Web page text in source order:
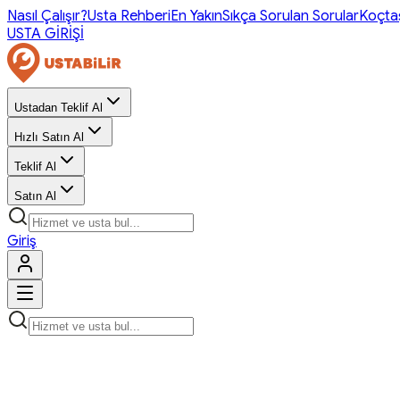
Nasıl Çalışır?Usta RehberiEn YakınSıkça Sorulan Sorular
USTA GİRİŞİ
Ustadan Teklif Al
Hızlı Satın Al
Teklif Al
Satın Al
Giriş